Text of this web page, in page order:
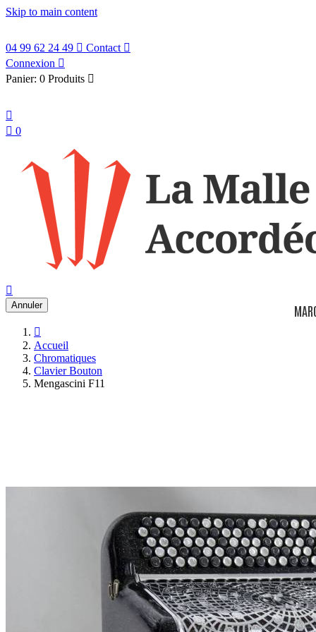
Skip to main content
04 99 62 24 49  Contact 
Connexion 
Panier: 0 Produits 

 0

Annuler

Accueil
Chromatiques
Clavier Bouton
Mengascini F11